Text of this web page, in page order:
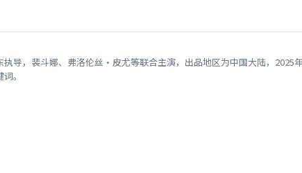
执导，裴斗娜、弗洛伦丝·皮尤等联合主演，出品地区为中国大陆，
。